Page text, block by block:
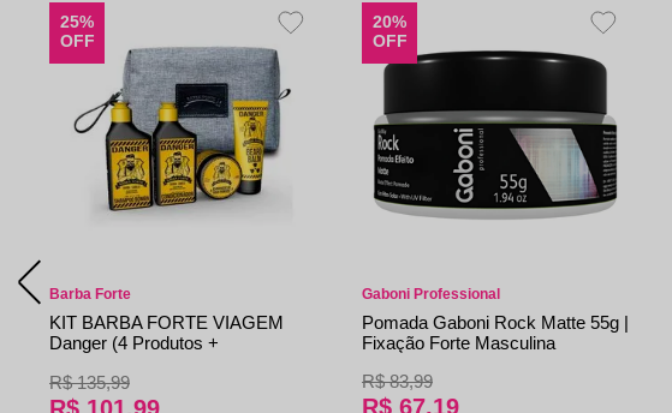
25%
OFF
Barba Forte
KIT BARBA FORTE VIAGEM
Danger (4 Produtos +
R$ 135,99
R$ 101,99
20%
OFF
Gaboni Professional
Pomada Gaboni Rock Matte 55g |
Fixação Forte Masculina
R$ 83,99
R$ 67,19